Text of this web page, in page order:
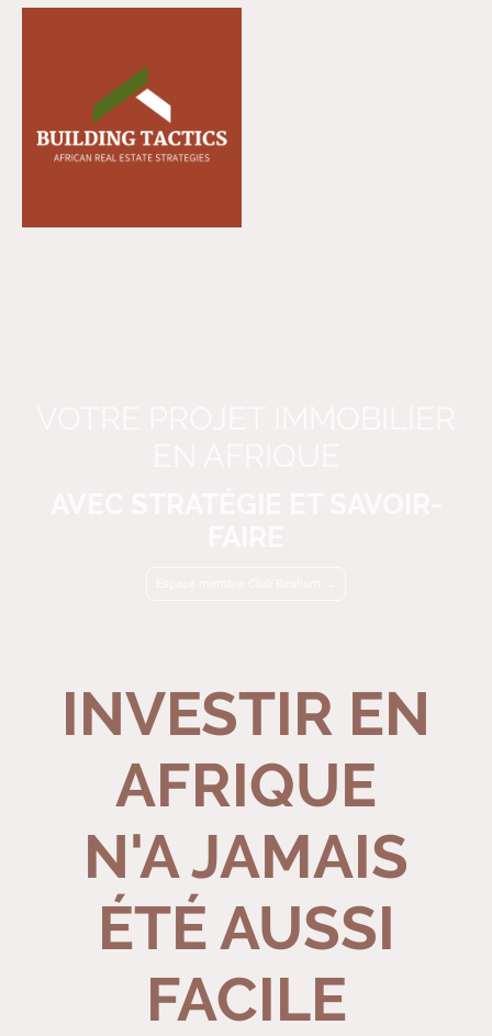
INVESTIR EN
AFRIQUE
N'A JAMAIS
ÉTÉ AUSSI
FACILE